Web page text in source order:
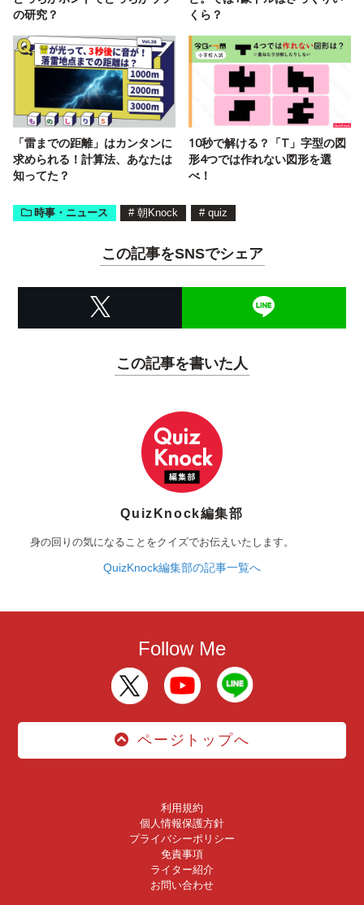
の研究？
くら？
「雷までの距離」はカンタンに
求められる！計算法、あなたは
知ってた？
10秒で解ける？「T」字型の図
形4つでは作れない図形を選
べ！
時事・ニュース # 朝Knock # quiz
この記事をSNSでシェア
この記事を書いた人
QuizKnock編集部
身の回りの気になることをクイズでお伝えいたします。
QuizKnock編集部の記事一覧へ
Follow Me
ページトップへ
利用規約
個人情報保護方針
プライバシーポリシー
免責事項
ライター紹介
お問い合わせ